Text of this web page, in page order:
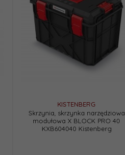
KISTENBERG
Skrzynia, skrzynka narzędziowa
modułowa X BLOCK PRO 40
KXB604040 Kistenberg